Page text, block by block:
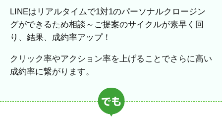
LINEはリアルタイムで1対1のパーソナルクロージン
グができるため相談～ご提案のサイクルが素早く回
り、結果、成約率アップ！
クリック率やアクション率を上げることでさらに高い
成約率に繋がります。